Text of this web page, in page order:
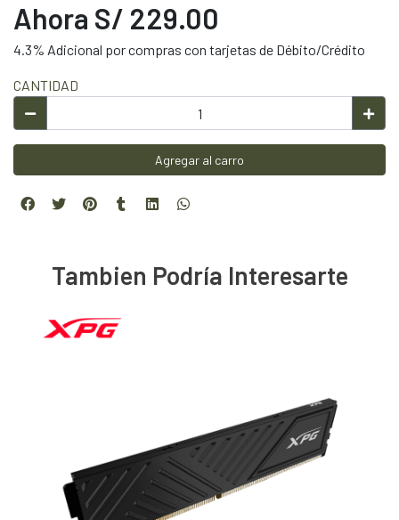
Ahora S/ 229.00
4.3% Adicional por compras con tarjetas de Débito/Crédito
CANTIDAD
Agregar al carro
Tambien Podría Interesarte